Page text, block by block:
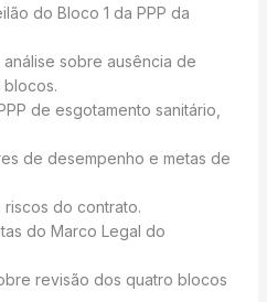
do Bloco 1 da PPP da
sobre ausência de
de esgotamento sanitário,
de desempenho e metas de
riscos do contrato.
do Marco Legal do
revisão dos quatro blocos